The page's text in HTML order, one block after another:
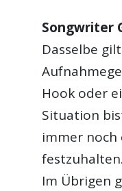
Songwriter
Dasselbe
Hook oder
Situation
immer
festzuhalten.
Im Übrigen